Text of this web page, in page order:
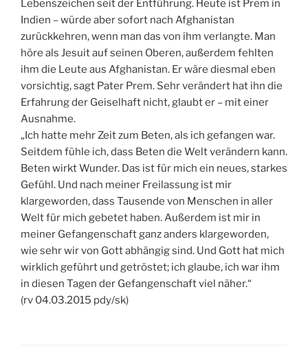
Lebenszeichen seit der Entführung. Heute ist Prem in
Indien – würde aber sofort nach Afghanistan
zurückkehren, wenn man das von ihm verlangte. Man
höre als Jesuit auf seinen Oberen, außerdem fehlten
ihm die Leute aus Afghanistan. Er wäre diesmal eben
vorsichtig, sagt Pater Prem. Sehr verändert hat ihn die
Erfahrung der Geiselhaft nicht, glaubt er – mit einer
Ausnahme.
„Ich hatte mehr Zeit zum Beten, als ich gefangen war.
Seitdem fühle ich, dass Beten die Welt verändern kann.
Beten wirkt Wunder. Das ist für mich ein neues, starkes
Gefühl. Und nach meiner Freilassung ist mir
klargeworden, dass Tausende von Menschen in aller
Welt für mich gebetet haben. Außerdem ist mir in
meiner Gefangenschaft ganz anders klargeworden,
wie sehr wir von Gott abhängig sind. Und Gott hat mich
wirklich geführt und getröstet; ich glaube, ich war ihm
in diesen Tagen der Gefangenschaft viel näher.“
(rv 04.03.2015 pdy/sk)